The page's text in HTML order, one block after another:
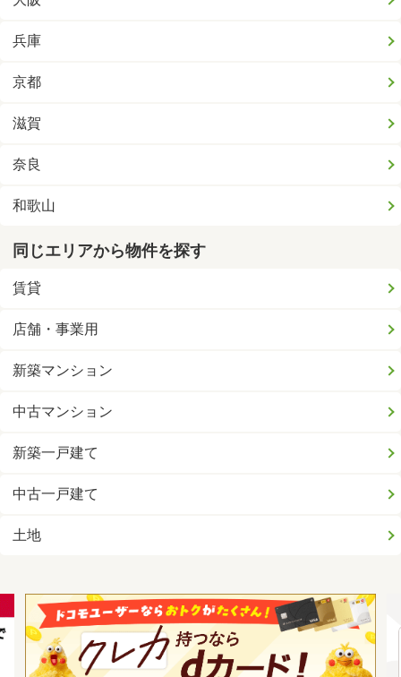
兵庫
京都
滋賀
奈良
和歌山
同じエリアから物件を探す
賃貸
店舗・事業用
新築マンション
中古マンション
新築一戸建て
中古一戸建て
土地